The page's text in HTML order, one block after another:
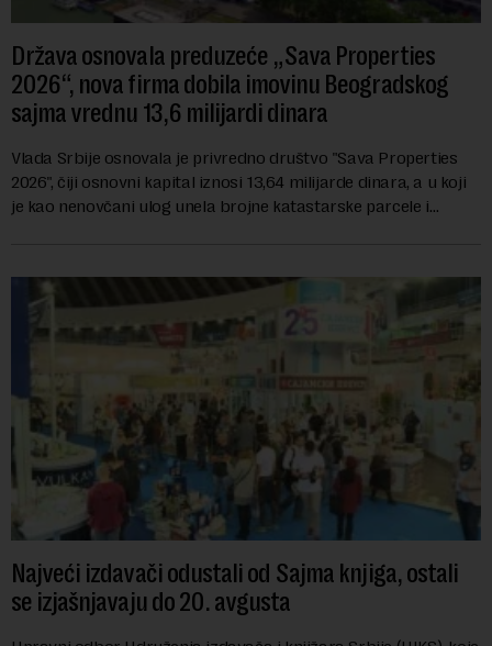
Država osnovala preduzeće „Sava Properties
2026“, nova firma dobila imovinu Beogradskog
sajma vrednu 13,6 milijardi dinara
Vlada Srbije osnovala je privredno društvo "Sava Properties
2026", čiji osnovni kapital iznosi 13,64 milijarde dinara, a u koji
je kao nenovčani ulog unela brojne katastarske parcele i
Najveći izdavači odustali od Sajma knjiga, ostali
se izjašnjavaju do 20. avgusta